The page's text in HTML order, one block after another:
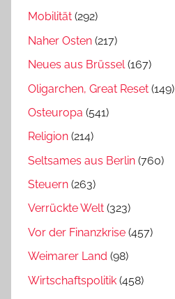
Mobilität (292)
Naher Osten (217)
Neues aus Brüssel(167)
Oligarchen, Great Reset (149)
Osteuropa (541)
Religion (214)
Seltsames aus Berlin (760)
Steuern (263)
Verrückte Welt (323)
Vor der Finanzkrise (457)
Weimarer Land (98)
Wirtschaftspolitik (458)